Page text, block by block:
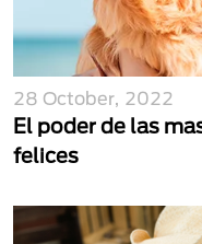
28 October, 2022
El poder de las
felices